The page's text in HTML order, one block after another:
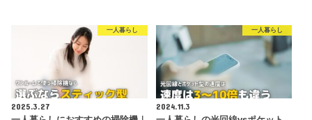
一人暮らし
2025.3.27
一人暮らし
2024.11.3